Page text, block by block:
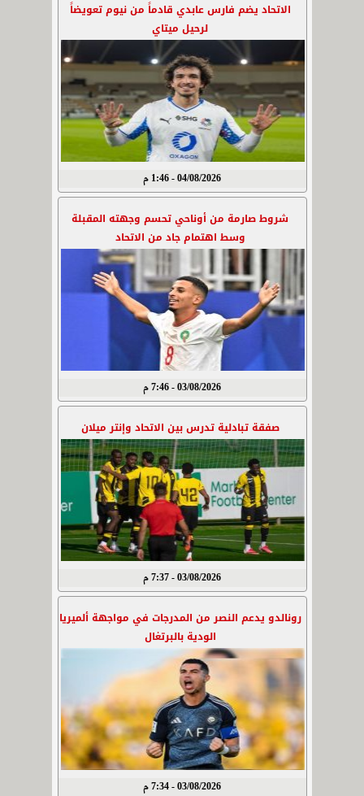
الاتحاد يضم فارس عابدي قادماً من نيوم تعويضاً
لرحيل ميتاي
04/08/2026 - 1:46 م
شروط صارمة من أوناحي تحسم وجهته المقبلة
وسط اهتمام جاد من الاتحاد
03/08/2026 - 7:46 م
صفقة تبادلية تدرس بين الاتحاد وإنتر ميلان
03/08/2026 - 7:37 م
رونالدو يدعم النصر من المدرجات في مواجهة ألميريا
الودية بالبرتغال
03/08/2026 - 7:34 م